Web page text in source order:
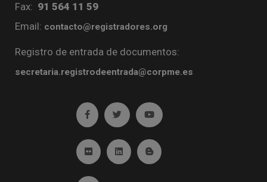
Fax: 91 564 11 59
Email: contacto@registradores.org
Registro de entrada de documentos:
secretaria.registrodeentrada@corpme.es
Ir a facebook (abre en ventana nueva)
Ir a twitter (abre en ventana nueva)
Ir a YouTube (abre en
Ir a Flickr (abre en ventana nueva)
Ir a Linkedin (abre en ventana nueva)
Ir al Blog (abre en ventana